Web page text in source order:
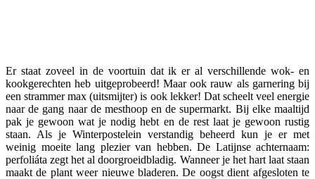
Er staat zoveel in de voortuin dat ik er al verschillende wok- en
kookgerechten heb uitgeprobeerd! Maar ook rauw als garnering bij
een strammer max (uitsmijter) is ook lekker! Dat scheelt veel energie
naar de gang naar de mesthoop en de supermarkt. Bij elke maaltijd
pak je gewoon wat je nodig hebt en de rest laat je gewoon rustig
staan. Als je Winterpostelein verstandig beheerd kun je er met
weinig moeite lang plezier van hebben. De Latijnse achternaam:
perfoliáta zegt het al doorgroeidbladig. Wanneer je het hart laat staan
maakt de plant weer nieuwe bladeren. De oogst dient afgesloten te